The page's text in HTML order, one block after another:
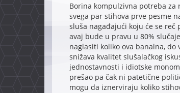
Borina kompulzivna potreba
svega par stihova prve pesme
sluša nagađajući koju će se
avaj bude u pravu u 80%
naglasiti koliko ova banalna,
snižava kvalitet slušalačkog
jednostavnosti i idiotske
prešao pa čak ni patetične
mogu da iznerviraju koliko